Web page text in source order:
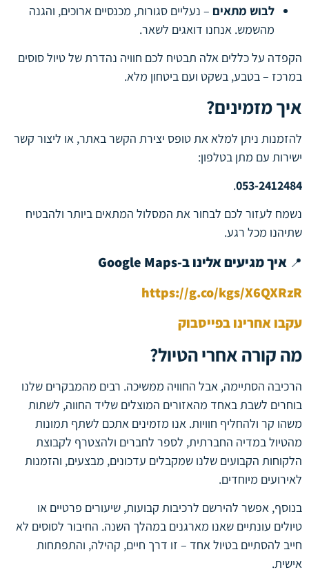
לבוש מתאים – נעליים סגורות, מכנסיים ארוכים, והגנה
מהשמש. אנחנו דואגים לשאר.
הקפדה על כללים אלה תבטיח לכם חוויה נהדרת של טיול סוסים
במרכז – בטבע, בשקט ועם ביטחון מלא.
איך מזמינים?
להזמנות ניתן למלא את טופס יצירת הקשר באתר, או ליצור קשר
ישירות עם מתן בטלפון:
053-2412484
.
נשמח לעזור לכם לבחור את המסלול המתאים ביותר ולהבטיח
שתיהנו מכל רגע.
📍 איך מגיעים אלינו ב-Google Maps
https://g.co/kgs/X6QXRzR
עקבו אחרינו בפייסבוק
מה קורה אחרי הטיול?
הרכיבה הסתיימה, אבל החוויה ממשיכה. רבים מהמבקרים שלנו
בוחרים לשבת באחד מהאזורים המוצלים שליד החווה, לשתות
משהו קר ולהחליף חוויות. אנו מזמינים אתכם לשתף תמונות
מהטיול במדיה החברתית, לספר לחברים ולהצטרף לקבוצת
הלקוחות הקבועים שלנו שמקבלים עדכונים, מבצעים, והזמנות
לאירועים מיוחדים.
בנוסף, אפשר להירשם לרכיבות קבועות, שיעורים פרטיים או
טיולים עונתיים שאנו מארגנים במהלך השנה. החיבור לסוסים לא
חייב להסתיים בטיול אחד – זו דרך חיים, קהילה, והתפתחות
אישית.